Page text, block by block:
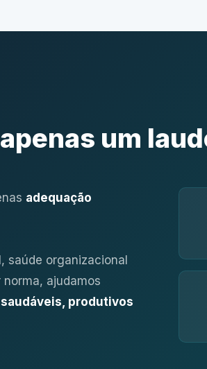
um
adequação
saúde organizacional
ajudamos
produtivos